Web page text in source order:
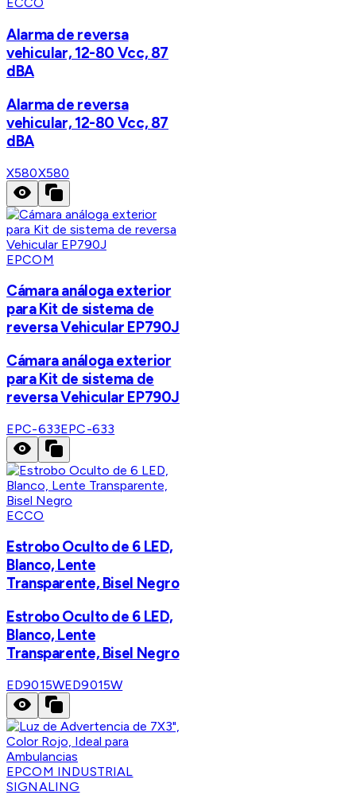
ECCO
Alarma de reversa
vehicular, 12-80 Vcc, 87
dBA
Alarma de reversa
vehicular, 12-80 Vcc, 87
dBA
X580X580
EPCOM
Cámara análoga exterior
para Kit de sistema de
reversa Vehicular EP790J
Cámara análoga exterior
para Kit de sistema de
reversa Vehicular EP790J
EPC-633EPC-633
ECCO
Estrobo Oculto de 6 LED,
Blanco, Lente
Transparente, Bisel Negro
Estrobo Oculto de 6 LED,
Blanco, Lente
Transparente, Bisel Negro
ED9015WED9015W
EPCOM INDUSTRIAL
SIGNALING